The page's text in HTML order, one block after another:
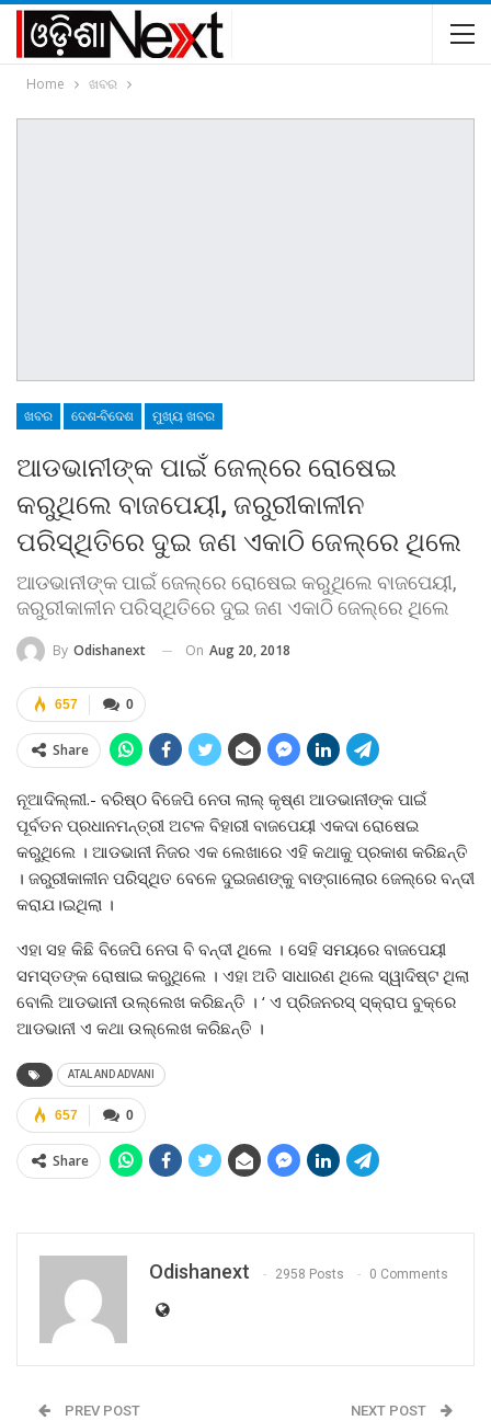
Home ଖବର
ଖବର ଦେଶ-ବିଦେଶ ମୁଖ୍ୟ ଖବର
ଆଡଭାନୀଙ୍କ ପାଇଁ ଜେଲ୍‌ରେ ରୋଷେଇ
କରୁଥିଲେ ବାଜପେୟୀ, ଜରୁରୀକାଳୀନ
ପରିସ୍ଥିତିରେ ଦୁଇ ଜଣ ଏକାଠି ଜେଲ୍‌ରେ ଥିଲେ
ଆଡଭାନୀଙ୍କ ପାଇଁ ଜେଲ୍‌ରେ ରୋଷେଇ କରୁଥିଲେ ବାଜପେୟୀ,
ଜରୁରୀକାଳୀନ ପରିସ୍ଥିତିରେ ଦୁଇ ଜଣ ଏକାଠି ଜେଲ୍‌ରେ ଥିଲେ
By Odishanext On Aug 20, 2018
0
657
Share
ନୂଆଦିଲ୍ଲୀ.- ବରିଷ୍ଠ ବିଜେପି ନେତା ଲାଲ୍‌ କୃଷ୍ଣ ଆଡଭାନୀଙ୍କ ପାଇଁ
ପୂର୍ବତନ ପ୍ରଧାନମନ୍ତ୍ରୀ ଅଟଳ ବିହାରୀ ବାଜପେୟୀ ଏକଦା ରୋଷେଇ
କରୁଥିଲେ । ଆଡଭାନୀ ନିଜର ଏକ ଲେଖାରେ ଏହି କଥାକୁ ପ୍ରକାଶ କରିଛନ୍ତି
। ଜରୁରୀକାଳୀନ ପରିସ୍ଥିତ ବେଳେ ଦୁଇଜଣଙ୍କୁ ବାଙ୍ଗାଲୋର ଜେଲ୍‌ରେ ବନ୍ଦୀ
କରାଯ।ଇଥିଲା ।
ଏହା ସହ କିଛି ବିଜେପି ନେତା ବି ବନ୍ଦୀ ଥିଲେ । ସେହି ସମୟରେ ବାଜପେୟୀ
ସମସ୍ତଙ୍କ ରୋଷାଇ କରୁଥିଲେ । ଏହା ଅତି ସାଧାରଣ ଥିଲେ ସ୍ୱାଦିଷ୍ଟ ଥିଲା
ବୋଲି ଆଡଭାନୀ ଉଲ୍ଲେଖ କରିଛନ୍ତି । ‘ ଏ ପ୍ରିଜନରସ୍‌ ସ୍କ୍ରାପ ବୁକ୍‌ରେ
ଆଡଭାନୀ ଏ କଥା ଉଲ୍ଲେଖ କରିଛନ୍ତି ।
ATAL AND ADVANI
0
657
Share
Odishanext 2958 Posts 0 Comments
PREV POST NEXT POST